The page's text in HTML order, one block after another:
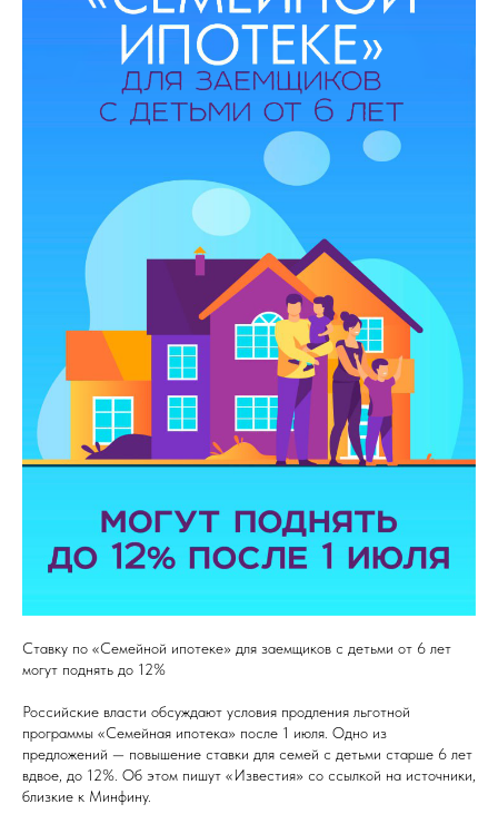
Ставку по «Семейной ипотеке» для заемщиков с детьми от 6 лет
могут поднять до 12%
Российские власти обсуждают условия продления льготной
программы «Семейная ипотека» после 1 июля. Одно из
предложений — повышение ставки для семей с детьми старше 6 лет
вдвое, до 12%. Об этом пишут «Известия» со ссылкой на источники,
близкие к Минфину.